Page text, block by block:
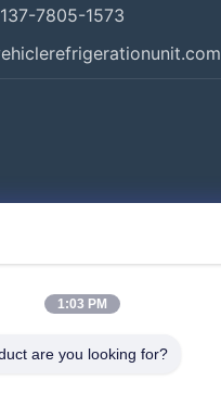
7805-1573
1:03 PM
are you looking for?